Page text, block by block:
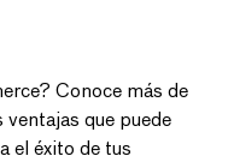
Conoce más de
que puede
el éxito de tus